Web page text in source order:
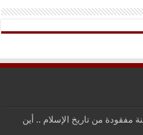
من 183 سنة مفقودة من تاريخ الإسلام .. أين